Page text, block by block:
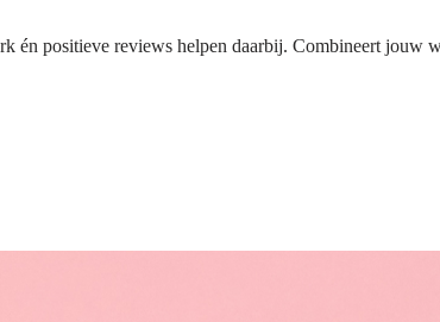
én positieve reviews helpen daarbij. Combineert